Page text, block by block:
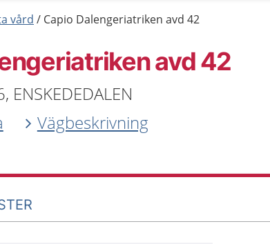
vård Capio Dalengeriatriken avd 42
avd 42
Vägbeskrivning